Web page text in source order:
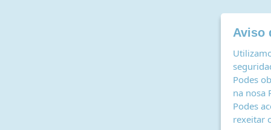
Aviso
Podes
na nosa
Podes
rexeitar